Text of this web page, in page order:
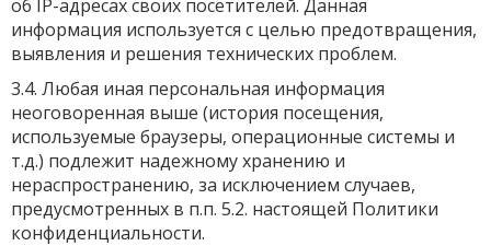
об IP-адресах своих посетителей. Данная
информация используется с целью предотвращения,
выявления и решения технических проблем.
3.4. Любая иная персональная информация
неоговоренная выше (история посещения,
используемые браузеры, операционные системы и
т.д.) подлежит надежному хранению и
нераспространению, за исключением случаев,
предусмотренных в п.п. 5.2. настоящей Политики
конфиденциальности.